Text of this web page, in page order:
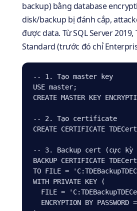
backup) bằng database
disk/backup bị đánh cắp,
được data. Từ SQL Server 2019,
Standard (trước đó chỉ
-- 1. Tạo master key
USE master;
CREATE MASTER KEY
-- 2. Tạo certificate
CREATE CERTIFICATE
-- 3. Backup cert (cực kỳ
BACKUP CERTIFICATE TDECert
TO FILE =
WITH PRIVATE KEY (
FILE =
ENCRYPTION BY PASSWORD